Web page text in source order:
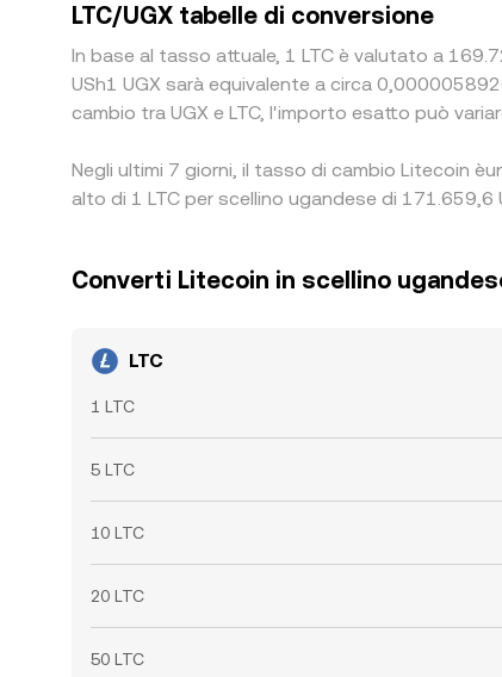
LTC/UGX tabelle di conversione
In base al tasso attuale, 1 LTC è valutato a
USh1 UGX sarà equivalente a circa
cambio tra UGX e LTC, l'importo esatto può
Negli ultimi 7 giorni, il tasso di cambio Litecoin
alto di 1 LTC per scellino ugandese di 171.659,6
Converti Litecoin in scellino
LTC
1 LTC
5 LTC
10 LTC
20 LTC
50 LTC